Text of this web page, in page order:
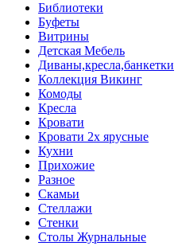
Библиотеки
Буфеты
Витрины
Детская Мебель
Диваны,кресла,банкетки
Коллекция Викинг
Комоды
Кресла
Кровати
Кровати 2х ярусные
Кухни
Прихожие
Разное
Скамьи
Стеллажи
Стенки
Столы Журнальные